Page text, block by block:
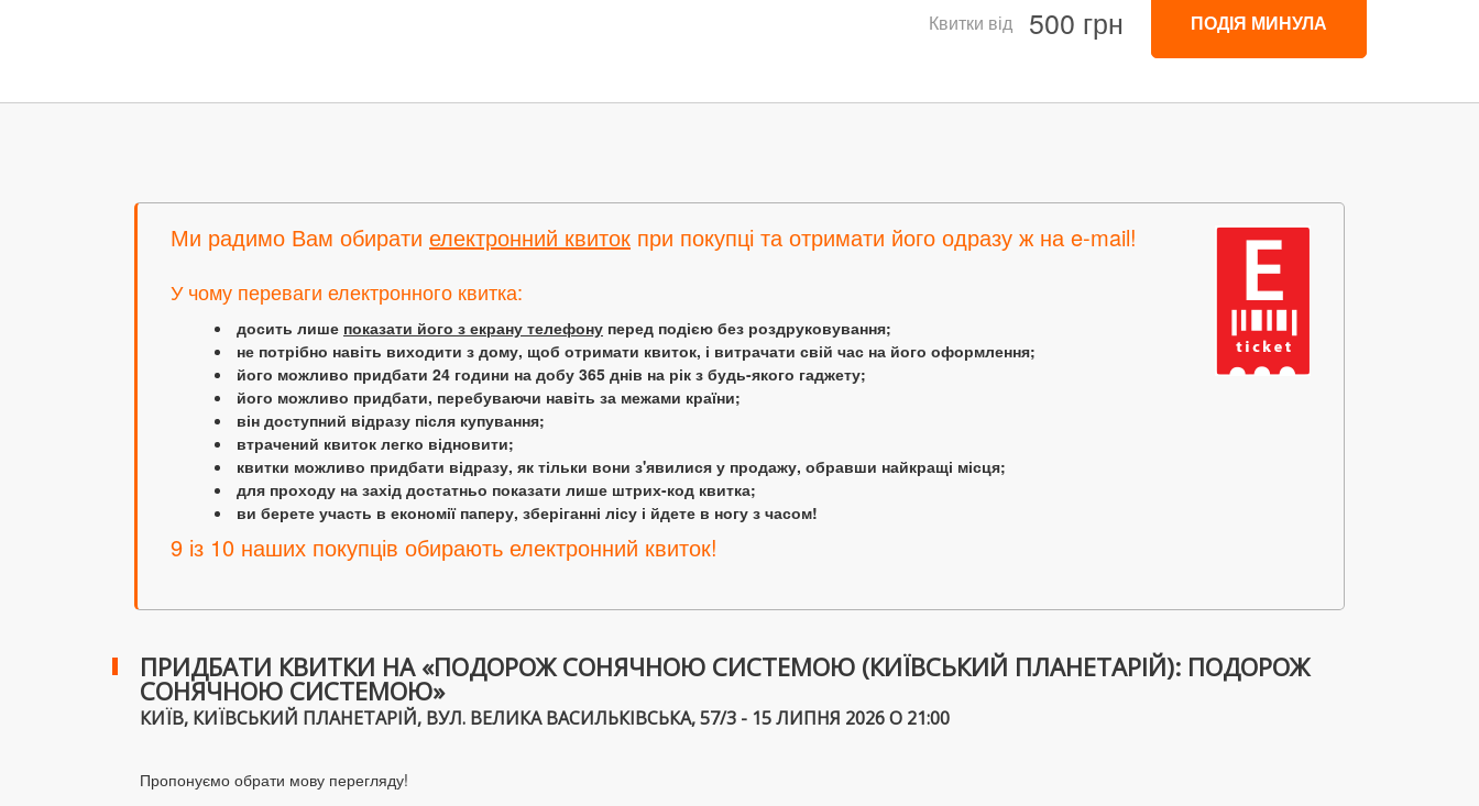
Квитки від 500 грн ПОДІЯ МИНУЛА
Ми радимо Вам обирати електронний квиток при покупці та отримати його одразу ж на e-mail!
У чому переваги електронного квитка:
досить лише показати його з екрану телефону перед подією без роздруковування;
не потрібно навіть виходити з дому, щоб отримати квиток, і витрачати свій час на його оформлення;
його можливо придбати 24 години на добу 365 днів на рік з будь-якого гаджету;
його можливо придбати, перебуваючи навіть за межами країни;
він доступний відразу після купування;
втрачений квиток легко відновити;
квитки можливо придбати відразу, як тільки вони з'явилися у продажу, обравши найкращі місця;
для проходу на захід достатньо показати лише штрих-код квитка;
ви берете участь в економії паперу, зберіганні лісу і йдете в ногу з часом!
9 із 10 наших покупців обирають електронний квиток!
ПРИДБАТИ КВИТКИ НА «ПОДОРОЖ СОНЯЧНОЮ СИСТЕМОЮ (КИЇВСЬКИЙ ПЛАНЕТАРІЙ): ПОДОРОЖ
СОНЯЧНОЮ СИСТЕМОЮ»
КИЇВ, КИЇВСЬКИЙ ПЛАНЕТАРІЙ, ВУЛ. ВЕЛИКА ВАСИЛЬКІВСЬКА, 57/3 - 15 ЛИПНЯ 2026 О 21:00
Пропонуємо обрати мову перегляду!